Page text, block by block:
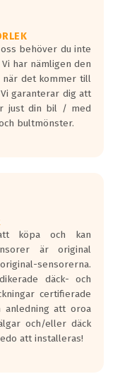
behöver du inte
har nämligen den
när det kommer till
garanterar dig att
just din bil / med
bultmönster.
köpa och kan
är original
sensorerna.
däck- och
certifierade
anledning att oroa
och/eller däck
att installeras!